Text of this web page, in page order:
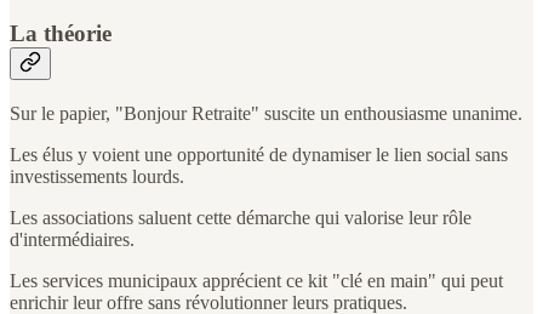
La théorie
Sur le papier, "Bonjour Retraite" suscite un enthousiasme unanime.
Les élus y voient une opportunité de dynamiser le lien social sans
investissements lourds.
Les associations saluent cette démarche qui valorise leur rôle
d'intermédiaires.
Les services municipaux apprécient ce kit "clé en main" qui peut
enrichir leur offre sans révolutionner leurs pratiques.